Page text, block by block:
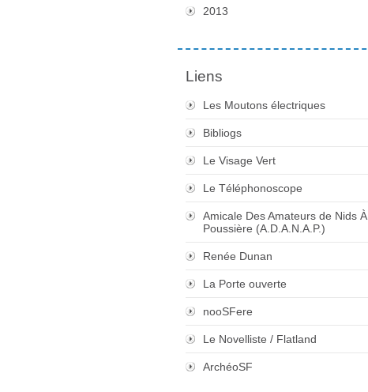
2013
Liens
Les Moutons électriques
Bibliogs
Le Visage Vert
Le Téléphonoscope
Amicale Des Amateurs de Nids À
Poussière (A.D.A.N.A.P.)
Renée Dunan
La Porte ouverte
nooSFere
Le Novelliste / Flatland
ArchéoSF